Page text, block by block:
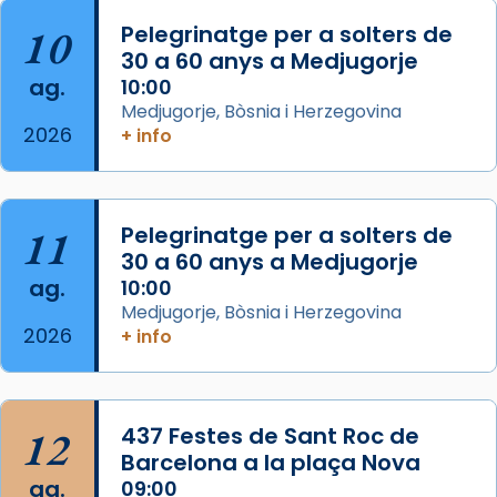
Aquest dilluns, 27 de juliol, ha tingut lloc la
missa d’acció de gràcies en agraïment al
comitè organitzador de la visita apostòlica
del Sant Pare Lleó XIV a Barcelona, i als
col·laboradors, a la Catedral de Barcelona.
L’arquebisbe de Barcelona, el cardenal Joan
Josep Omella, ha presidit la missa i l’ha
concelebrat el bisbe auxiliar de Barcelona,
Mons. David Abadías.
📸 Dr. G. Simón
Photo
View on Facebook · Share
Arquebisbat de Barcelona
2 weeks ago
10
ag.
2026
Pelegrinatge per a solters de
30 a 60 anys a Medjugorje
10:00
Medjugorje, Bòsnia i Herzegovina
+ info
11
ag.
2026
Pelegrinatge per a solters de
30 a 60 anys a Medjugorje
10:00
Medjugorje, Bòsnia i Herzegovina
+ info
12
ag.
437 Festes de Sant Roc de
Barcelona a la plaça Nova
09:00